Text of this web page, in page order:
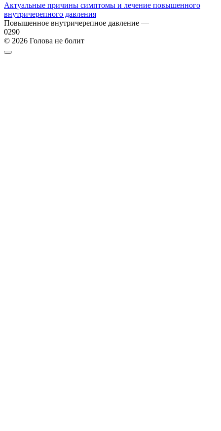
Актуальные причины симптомы и лечение повышенного
внутричерепного давления
Повышенное внутричерепное давление —
0290
© 2026 Голова не болит